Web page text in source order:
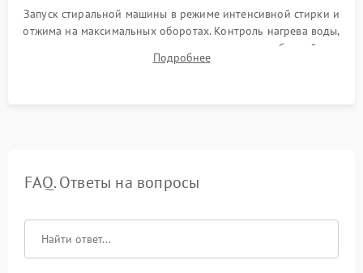
Запуск стиральной машины в режиме интенсивной стирки и
отжима на максимальных оборотах. Контроль нагрева воды,
корректности слива, отсутствия излишних вибраций,
посторонних стуков и протечек под корпусом.
Подробнее
FAQ. Ответы на вопросы